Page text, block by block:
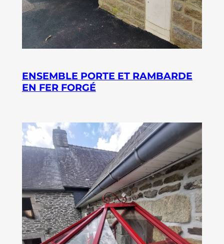
ENSEMBLE PORTE ET RAMBARDE
EN FER FORGÉ